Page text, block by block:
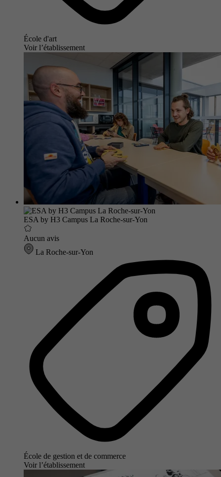
École d'art
Voir l’établissement
ESA by H3 Campus La Roche-sur-Yon
Aucun avis
La Roche-sur-Yon
École de gestion et de commerce
Voir l’établissement